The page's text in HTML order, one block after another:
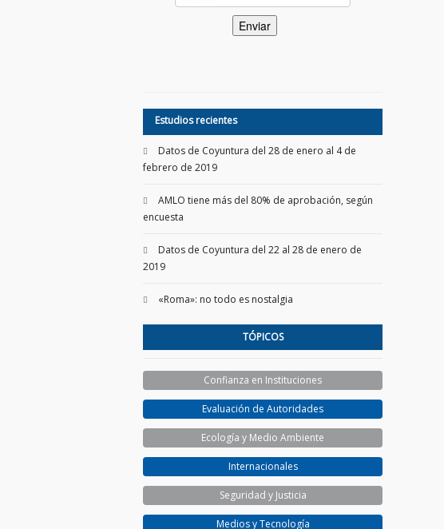
Estudios recientes
Datos de Coyuntura del 28 de enero al 4 de
febrero de 2019
AMLO tiene más del 80% de aprobación, según
encuesta
Datos de Coyuntura del 22 al 28 de enero de
2019
«Roma»: no todo es nostalgia
TÓPICOS
Confianza en Instituciones
Evaluación de Autoridades
Ecología y Medio Ambiente
Internacionales
Seguridad y Justicia
Medios y Tecnología